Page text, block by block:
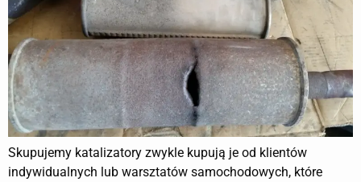
Skupujemy katalizatory zwykle kupują je od klientów
indywidualnych lub warsztatów samochodowych, które